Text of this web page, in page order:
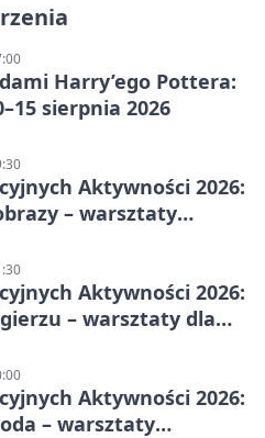
Harry’ego Pottera:
sierpnia 2026
Aktywności 2026:
– warsztaty
Aktywności 2026:
– warsztaty dla
Aktywności 2026:
– warsztaty